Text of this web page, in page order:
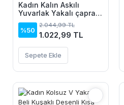
Kadın Kalın Askılı
Yuvarlak Yakalı çapraz
Detaylı Yandan
Bağlamalı üst Süprem
Alt Viskon Elbise
%50
2.044,99 TL
1.022,99 TL
Sepete Ekle